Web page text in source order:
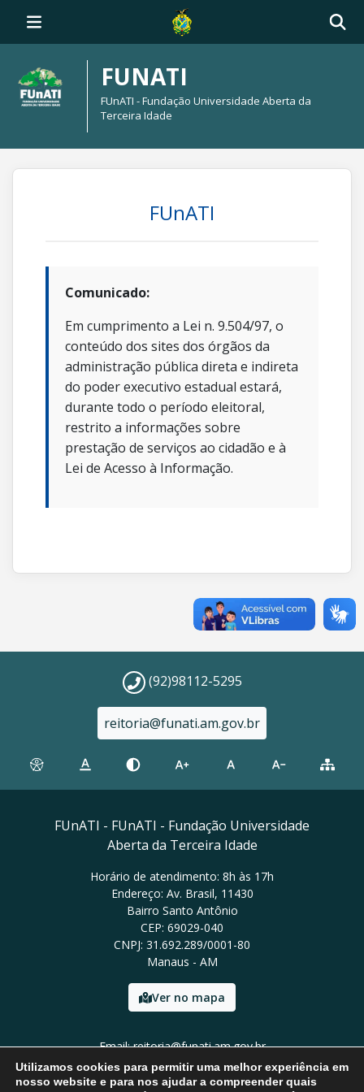
FUNATI
FUnATI - Fundação Universidade Aberta da
Terceira Idade
FUnATI
Comunicado:
Em cumprimento a Lei n. 9.504/97, o
conteúdo dos sites dos órgãos da
administração pública direta e indireta
do poder executivo estadual estará,
durante todo o período eleitoral,
restrito a informações sobre
prestação de serviços ao cidadão e à
Lei de Acesso à Informação.
(92)98112-5295
reitoria@funati.am.gov.br
FUnATI - FUnATI - Fundação Universidade
Aberta da Terceira Idade
Horário de atendimento: 8h às 17h
Endereço: Av. Brasil, 11430
Bairro Santo Antônio
CEP: 69029-040
CNPJ: 31.692.289/0001-80
Manaus - AM
Ver no mapa
Email: reitoria@funati.am.gov.br
Tel: (92)98112-5295
Utilizamos cookies para permitir uma melhor experiência em
nosso website e para nos ajudar a compreender quais